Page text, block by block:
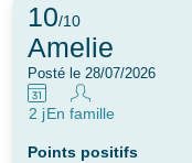
10/10
Amelie
Posté le 28/07/2026
2 jEn famille
Points positifs